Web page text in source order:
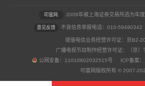
叩富网 2008年被上海证券交易所选为年
意见反馈 不良信息举报电话：010-59490342
增值电信业务经营许可证：京B2-
广播电视节目制作经营许可证：（京）
公网安备：11010802032515号 ICP备案：
叩富网版权所有 © 2007-